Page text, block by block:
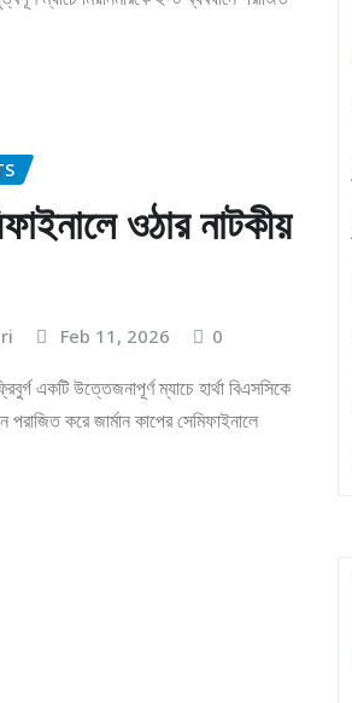
ওঠার নাটকীয়
Feb 11, 2026 0
একটি উত্তেজনাপূর্ণ ম্যাচে হার্থা বিএসসিকে
করে জার্মান কাপের সেমিফাইনালে